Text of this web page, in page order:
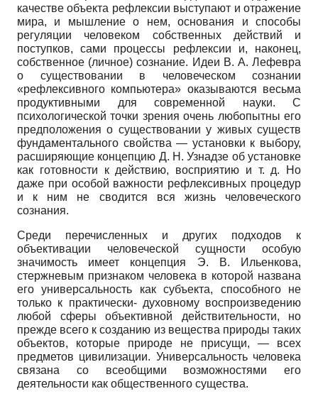
качестве объекта рефлексии выступают и отражение
мира, и мышление о нем, основания и способы
регуляции человеком собственных действий и
поступков, сами процессы рефлексии и, наконец,
собственное (личное) сознание. Идеи В. А. Лефевра
о существовании в человеческом сознании
«рефлексивного компьютера» оказываются весьма
продуктивными для современной науки. С
психологической точки зрения очень любопытны его
предположения о существовании у живых существ
фундаментального свойства — установки к выбору,
расширяющие концепцию Д. Н. Узнадзе об установке
как готовности к действию, восприятию и т. д. Но
даже при особой важности рефлексивных процедур
и к ним не сводится вся жизнь человеческого
сознания.
Среди перечисленных и других подходов к
объективации человеческой сущности особую
значимость имеет концепция Э. В. Ильенкова,
стержневым признаком человека в которой названа
его универсальность как субъекта, способного не
только к практически- духовному воспроизведению
любой сферы объективной действительности, но
прежде всего к созданию из вещества природы таких
объектов, которые природе не присущи, — всех
предметов цивилизации. Универсальность человека
связана со всеобщими возможностями его
деятельности как общественного существа.